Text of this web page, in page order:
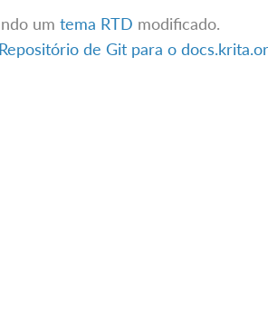
um tema RTD modificado.
Repositório de Git para o